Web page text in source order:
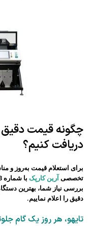
چگونه قیمت دقیق
دریافت کنیم؟
برای استعلام قیمت به‌روز و
تخصصی آرین کارپک با شماره 09113119183 تماس بگیرید. ما آما
بررسی نیاز شما، بهترین
دقیق را اعلام نماییم.
تایهو، هر روز یک گام